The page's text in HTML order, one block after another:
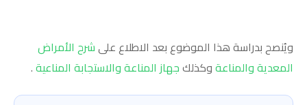
ويُنصح بدراسة هذا الموضوع بعد الاطلاع علىشرح الأمراض
المعدية والمناعةوكذلكجهاز المناعة والاستجابة المناعية.